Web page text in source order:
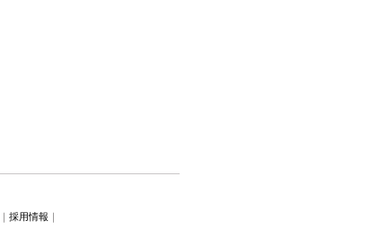
｜ 採用情報 ｜